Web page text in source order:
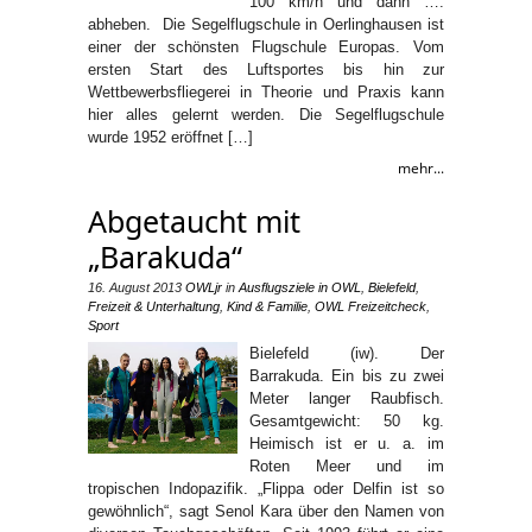
abheben. Die Segelflugschule in Oerlinghausen ist
einer der schönsten Flugschule Europas. Vom
ersten Start des Luftsportes bis hin zur
Wettbewerbsfliegerei in Theorie und Praxis kann
hier alles gelernt werden. Die Segelflugschule
wurde 1952 eröffnet […]
mehr...
Abgetaucht mit
„Barakuda“
16. August 2013 OWLjr in Ausflugsziele in OWL Bielefeld,
Freizeit & Unterhaltung Kind & Familie OWL Freizeitcheck
Sport
Bielefeld (iw). Der
Barrakuda. Ein bis zu zwei
Meter langer Raubfisch.
Gesamtgewicht: 50 kg.
Heimisch ist er u. a. im
Roten Meer und im
tropischen Indopazifik. „Flippa oder Delfin ist so
gewöhnlich“, sagt Senol Kara über den Namen von